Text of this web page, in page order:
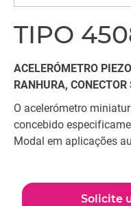
TIPO
ACELERÓMETRO
RANHURA,
O acelerómetro
concebido
Modal em aplicações
Solicite